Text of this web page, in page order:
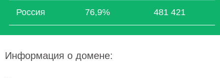
Россия 76,9% 481 421
Информация о домене: